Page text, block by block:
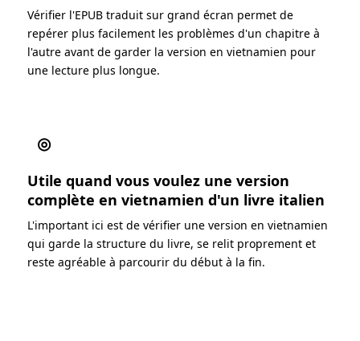
Vérifier l'EPUB traduit sur grand écran permet de
repérer plus facilement les problèmes d'un chapitre à
l'autre avant de garder la version en vietnamien pour
une lecture plus longue.
◎
Utile quand vous voulez une version
complète en vietnamien d'un livre italien
L'important ici est de vérifier une version en vietnamien
qui garde la structure du livre, se relit proprement et
reste agréable à parcourir du début à la fin.